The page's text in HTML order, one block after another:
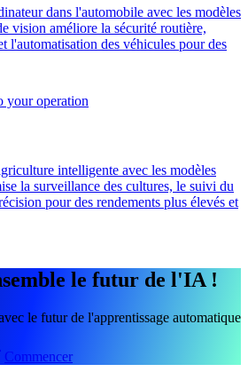
dans l'automobile avec les modèles
améliore la sécurité routière,
l'automatisation des véhicules pour des
intelligente avec les modèles
la surveillance des cultures, le suivi du
pour des rendements plus élevés et
le futur de l'IA !
le futur de l'apprentissage automatique
Commencer